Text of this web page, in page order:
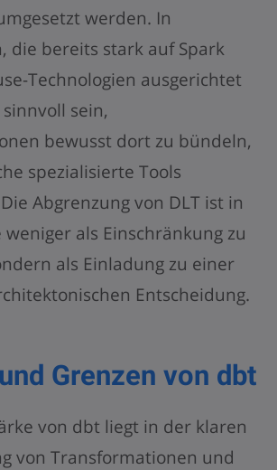
werden. In
die bereits stark auf Spark
Technologien ausgerichtet
sein,
bewusst dort zu bündeln,
spezialisierte Tools
Abgrenzung von DLT ist in
weniger als Einschränkung zu
als Einladung zu einer
Entscheidung.
Grenzen von dbt
von dbt liegt in der klaren
von Transformationen und